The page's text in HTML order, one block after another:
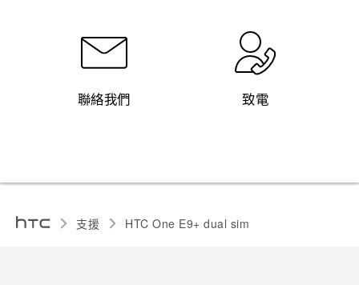
聯絡我們 致電
支援 HTC One E9+ dual sim‎